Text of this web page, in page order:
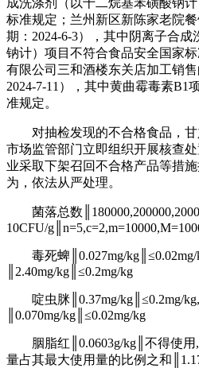
标准规定；兰州新区新陈家老院
期：2024-6-3），其中阴离子合
钠计）项目不符合食品安全国家
有限公司三和酒楼东关店加工销
2024-7-11），其中黄曲霉毒素B1
准规定。
对抽检发现的不合格食品，甘
市场监管部门立即组织开展核查
业采取下架召回不合格产品等措
为，依法从严处理。
菌落总数
10CFU/
毒死蜱║0.027mg/kg║≤0.02mg/
║2.40mg/kg║≤0.2mg/kg
啶虫脒║0.37mg/kg║≤0.2mg/
║0.070mg/kg║≤0.02mg/kg
胭脂红║0.0603g/kg║不得使用,
量占其最大使用量的比例之和